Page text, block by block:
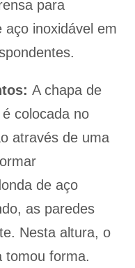
para
aço inoxidável em
A chapa de
colocada no
através de uma
de aço
as paredes
Nesta altura, o
tomou forma.